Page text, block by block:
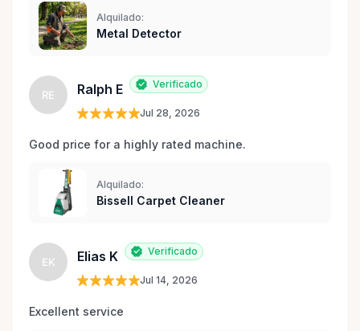
Alquilado:
Metal Detector
RE Ralph E Verificado
Jul 28, 2026
Good price for a highly rated machine.
Alquilado:
Bissell Carpet Cleaner
EK Elias K Verificado
Jul 14, 2026
Excellent service